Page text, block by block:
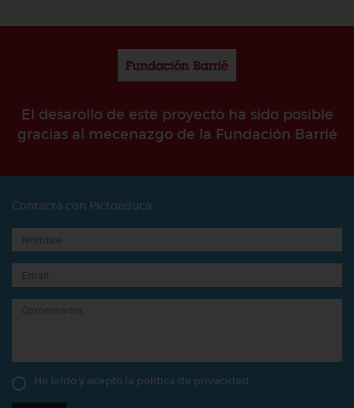
El desarollo de este proyecto ha sido posible
gracias al mecenazgo de la Fundación Barrié
Contacta con Pictoeduca
He leído y acepto la política de privacidad